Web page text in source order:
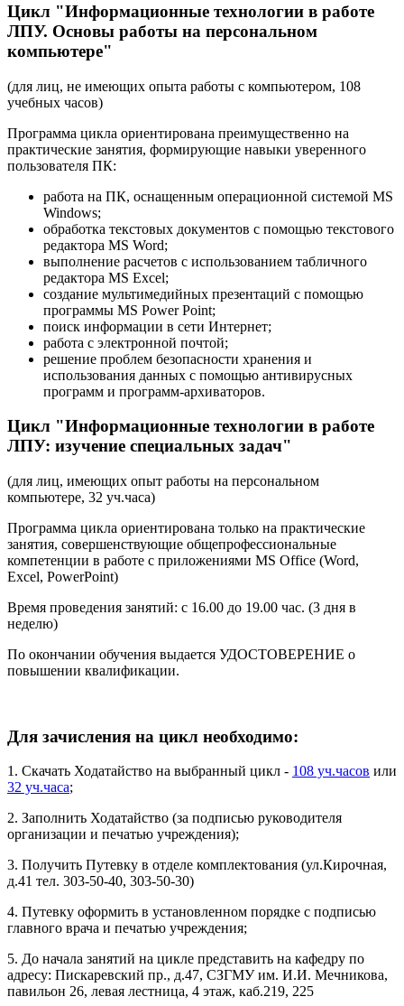
Цикл "Информационные технологии в работе
ЛПУ. Основы работы на персональном
компьютере"
(для лиц, не имеющих опыта работы с компьютером, 108
учебных часов)
Программа цикла ориентирована преимущественно на
практические занятия, формирующие навыки уверенного
пользователя ПК:
работа на ПК, оснащенным операционной системой MS
Windows;
обработка текстовых документов с помощью текстового
редактора MS Word;
выполнение расчетов с использованием табличного
редактора MS Excel;
создание мультимедийных презентаций с помощью
программы MS Power Point;
поиск информации в сети Интернет;
работа с электронной почтой;
решение проблем безопасности хранения и
использования данных с помощью антивирусных
программ и программ-архиваторов.
Цикл "Информационные технологии в работе
ЛПУ: изучение специальных задач"
(для лиц, имеющих опыт работы на персональном
компьютере, 32 уч.часа)
Программа цикла ориентирована только на практические
занятия, совершенствующие общепрофессиональные
компетенции в работе с приложениями MS Office (Word,
Excel, PowerPoint)
Время проведения занятий: с 16.00 до 19.00 час. (3 дня в
неделю)
По окончании обучения выдается УДОСТОВЕРЕНИЕ о
повышении квалификации.
Для зачисления на цикл необходимо:
1. Скачать Ходатайство на выбранный цикл - 108 уч.часов или
32 уч.часа;
2. Заполнить Ходатайство (за подписью руководителя
организации и печатью учреждения);
3. Получить Путевку в отделе комплектования (ул.Кирочная,
д.41 тел. 303-50-40, 303-50-30)
4. Путевку оформить в установленном порядке с подписью
главного врача и печатью учреждения;
5. До начала занятий на цикле представить на кафедру по
адресу: Пискаревский пр., д.47, СЗГМУ им. И.И. Мечникова,
павильон 26, левая лестница, 4 этаж, каб.219, 225